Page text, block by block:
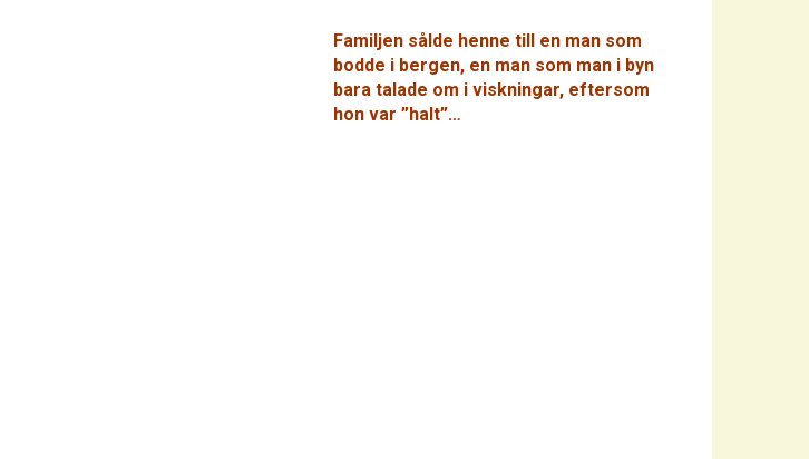
Familjen sålde henne till en man som
bodde i bergen, en man som man i byn
bara talade om i viskningar, eftersom
hon var ”halt”…